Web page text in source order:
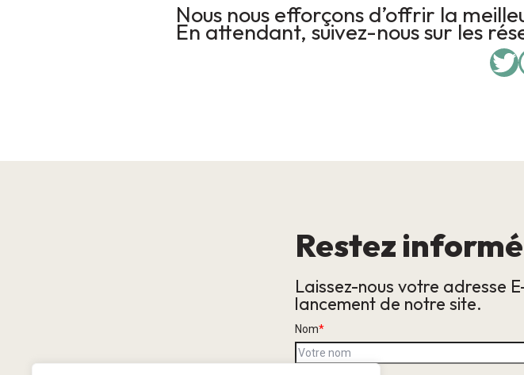
Nous nous efforçons d’offrir la
En attendant, suivez-nous sur les
Restez
Laissez-nous votre adresse
lancement de notre site.
Nom*